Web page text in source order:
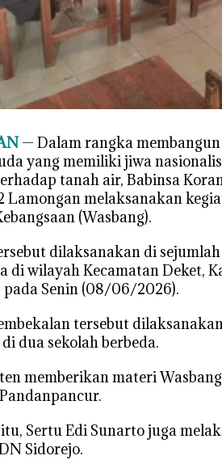
m
n
s
a
K
o
a
m
l
D
e
e
a
m
— Dalam rangka
yang memiliki jiwa
tanah air, Babinsa
Lamongan melaksanakan
(Wasbang).
dilaksanakan di
di wilayah Kecamatan Deket,
pada Senin (08/06/2026).
tersebut
dua sekolah berbeda.
memberikan materi
Sertu Edi Sunarto juga
Sidorejo.